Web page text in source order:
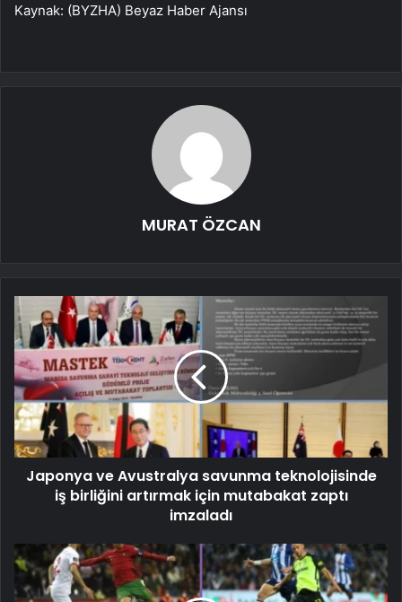
Kaynak: (BYZHA) Beyaz Haber Ajansı
MURAT ÖZCAN
Japonya ve Avustralya savunma teknolojisinde
iş birliğini artırmak için mutabakat zaptı
imzaladı